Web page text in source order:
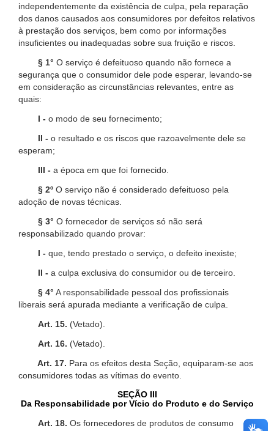
independentemente da existência de culpa, pela reparação
dos danos causados aos consumidores por defeitos relativos
à prestação dos serviços, bem como por informações
insuficientes ou inadequadas sobre sua fruição e riscos.
§ 1° O serviço é defeituoso quando não fornece a
segurança que o consumidor dele pode esperar, levando-se
em consideração as circunstâncias relevantes, entre as
quais:
I - o modo de seu fornecimento;
II - o resultado e os riscos que razoavelmente dele se
esperam;
III - a época em que foi fornecido.
§ 2º O serviço não é considerado defeituoso pela
adoção de novas técnicas.
§ 3° O fornecedor de serviços só não será
responsabilizado quando provar:
I - que, tendo prestado o serviço, o defeito inexiste;
II - a culpa exclusiva do consumidor ou de terceiro.
§ 4° A responsabilidade pessoal dos profissionais
liberais será apurada mediante a verificação de culpa.
Art. 15. (Vetado).
Art. 16. (Vetado).
Art. 17. Para os efeitos desta Seção, equiparam-se aos
consumidores todas as vítimas do evento.
SEÇÃO III
Da Responsabilidade por Vício do Produto e do Serviço
Art. 18. Os fornecedores de produtos de consumo